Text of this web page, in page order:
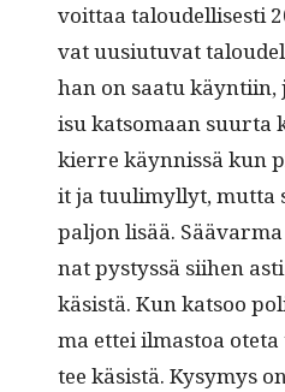
voit­taa taloudel­lis­es­ti
vat uusi­u­tu­vat
han on saatu
isu kat­so­maan suur­ta
kierre käyn­nis­sä kun
it ja tuulimyl­lyt, mut­ta
paljon lisää.
nat pystyssä siihen
käsistä. Kun kat­soo
ma ettei ilmas­toa
tee käsistä. Kysymys